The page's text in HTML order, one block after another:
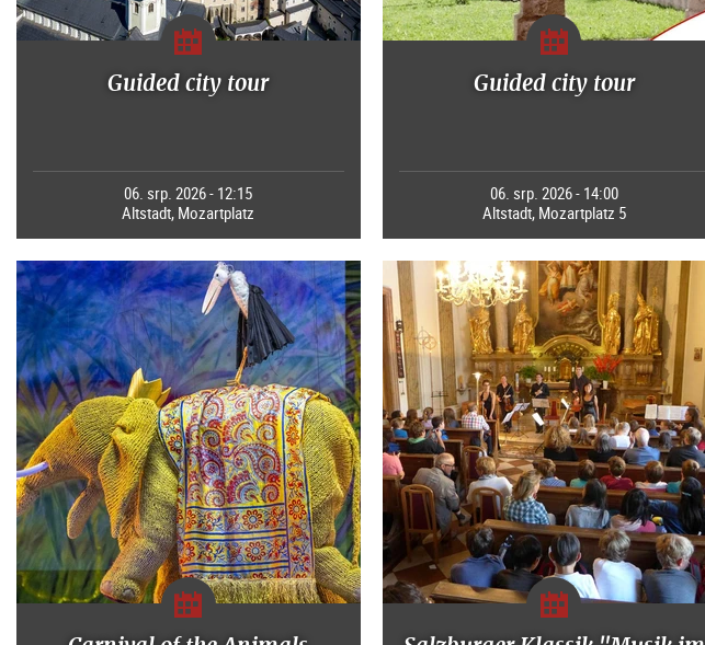
Guided city tour
06. srp. 2026 - 12:15
Altstadt, Mozartplatz
Guided city tour
06. srp. 2026 - 14:00
Altstadt, Mozartplatz 5